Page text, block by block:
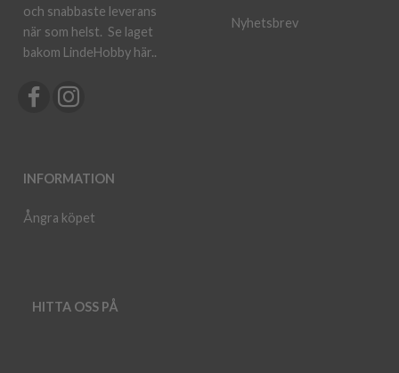
och snabbaste leverans
när som helst. Se laget
bakom LindeHobby här..
INFORMATION
Ångra köpet
Nyhetsbrev
HITTA OSS PÅ